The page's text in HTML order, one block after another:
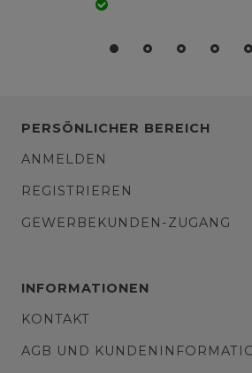
PERSÖNLICHER BEREICH
ANMELDEN
REGISTRIEREN
GEWERBEKUNDEN-ZUGANG
INFORMATIONEN
KONTAKT
AGB UND